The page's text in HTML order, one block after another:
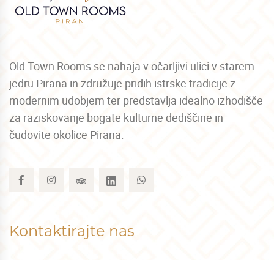
Old Town Rooms se nahaja v očarljivi ulici v starem
jedru Pirana in združuje pridih istrske tradicije z
modernim udobjem ter predstavlja idealno izhodišče
za raziskovanje bogate kulturne dediščine in
čudovite okolice Pirana.
Kontaktirajte nas